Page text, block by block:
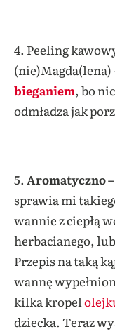
4. Peeling
(nie)Magda(lena)
bieganiem, bo
odmładza jak
5. Aromatyczno
sprawia mi
wannie z ciepłą
herbacianego,
Przepis na taką
wannę
kilka kropel
dziecka. Teraz